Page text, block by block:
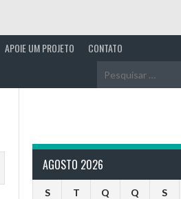
APOIE UM PROJETO CONTATO
AGOSTO 2026
S T Q Q S